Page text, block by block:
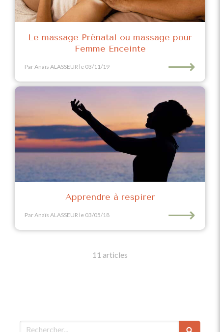
Le massage Prénatal ou massage pour
Femme Enceinte
Par Anaïs ALASSEUR le 03/11/19 ⟶
Apprendre à respirer
Par Anaïs ALASSEUR le 03/05/18 ⟶
11 articles
Rechercher